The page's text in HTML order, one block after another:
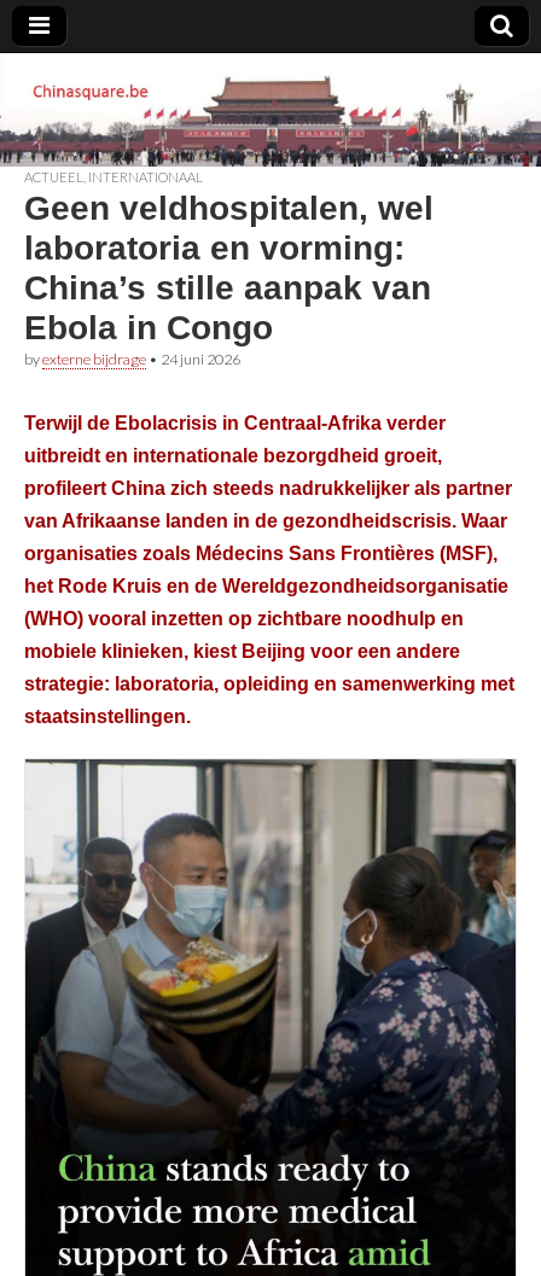
Chinasquare.be
ACTUEEL INTERNATIONAAL
Geen veldhospitalen, wel
laboratoria en vorming:
China’s stille aanpak van
Ebola in Congo
byexterne bijdrage • 24 juni 2026
Terwijl de Ebolacrisis in Centraal-Afrika verder
uitbreidt en internationale bezorgdheid groeit,
profileert China zich steeds nadrukkelijker als partner
van Afrikaanse landen in de gezondheidscrisis. Waar
organisaties zoals Médecins Sans Frontières (MSF),
het Rode Kruis en de Wereldgezondheidsorganisatie
(WHO) vooral inzetten op zichtbare noodhulp en
mobiele klinieken, kiest Beijing voor een andere
strategie: laboratoria, opleiding en samenwerking met
staatsinstellingen.